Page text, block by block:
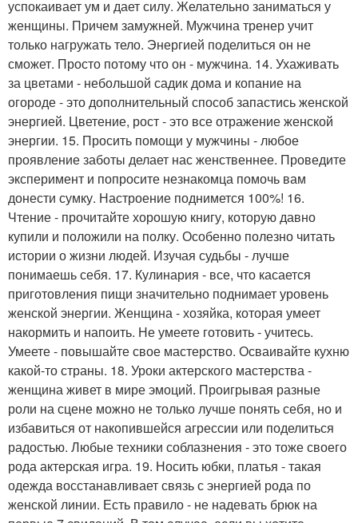
успокаивает ум и дает силу. Желательно заниматься у
женщины. Причем замужней. Мужчина тренер учит
только нагружать тело. Энергией поделиться он не
сможет. Просто потому что он - мужчина. 14. Ухаживать
за цветами - небольшой садик дома и копание на
огороде - это дополнительный способ запастись женской
энергией. Цветение, рост - это все отражение женской
энергии. 15. Просить помощи у мужчины - любое
проявление заботы делает нас женственнее. Проведите
эксперимент и попросите незнакомца помочь вам
донести сумку. Настроение поднимется 100%! 16.
Чтение - прочитайте хорошую книгу, которую давно
купили и положили на полку. Особенно полезно читать
истории о жизни людей. Изучая судьбы - лучше
понимаешь себя. 17. Кулинария - все, что касается
приготовления пищи значительно поднимает уровень
женской энергии. Женщина - хозяйка, которая умеет
накормить и напоить. Не умеете готовить - учитесь.
Умеете - повышайте свое мастерство. Осваивайте кухню
какой-то страны. 18. Уроки актерского мастерства -
женщина живет в мире эмоций. Проигрывая разные
роли на сцене можно не только лучше понять себя, но и
избавиться от накопившейся агрессии или поделиться
радостью. Любые техники соблазнения - это тоже своего
рода актерская игра. 19. Носить юбки, платья - такая
одежда восстанавливает связь с энергией рода по
женской линии. Есть правило - не надевать брюк на